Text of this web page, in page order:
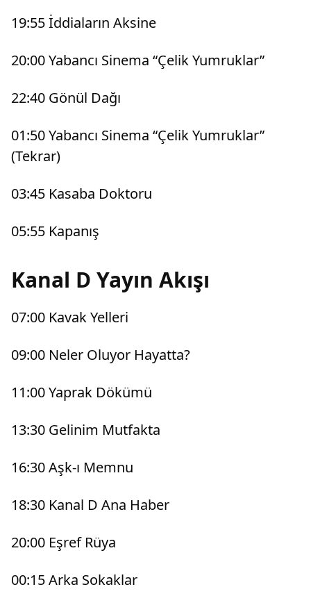
19:55 İddiaların Aksine
20:00 Yabancı Sinema “Çelik Yumruklar”
22:40 Gönül Dağı
01:50 Yabancı Sinema “Çelik Yumruklar”
(Tekrar)
03:45 Kasaba Doktoru
05:55 Kapanış
Kanal D Yayın Akışı
07:00 Kavak Yelleri
09:00 Neler Oluyor Hayatta?
11:00 Yaprak Dökümü
13:30 Gelinim Mutfakta
16:30 Aşk-ı Memnu
18:30 Kanal D Ana Haber
20:00 Eşref Rüya
00:15 Arka Sokaklar